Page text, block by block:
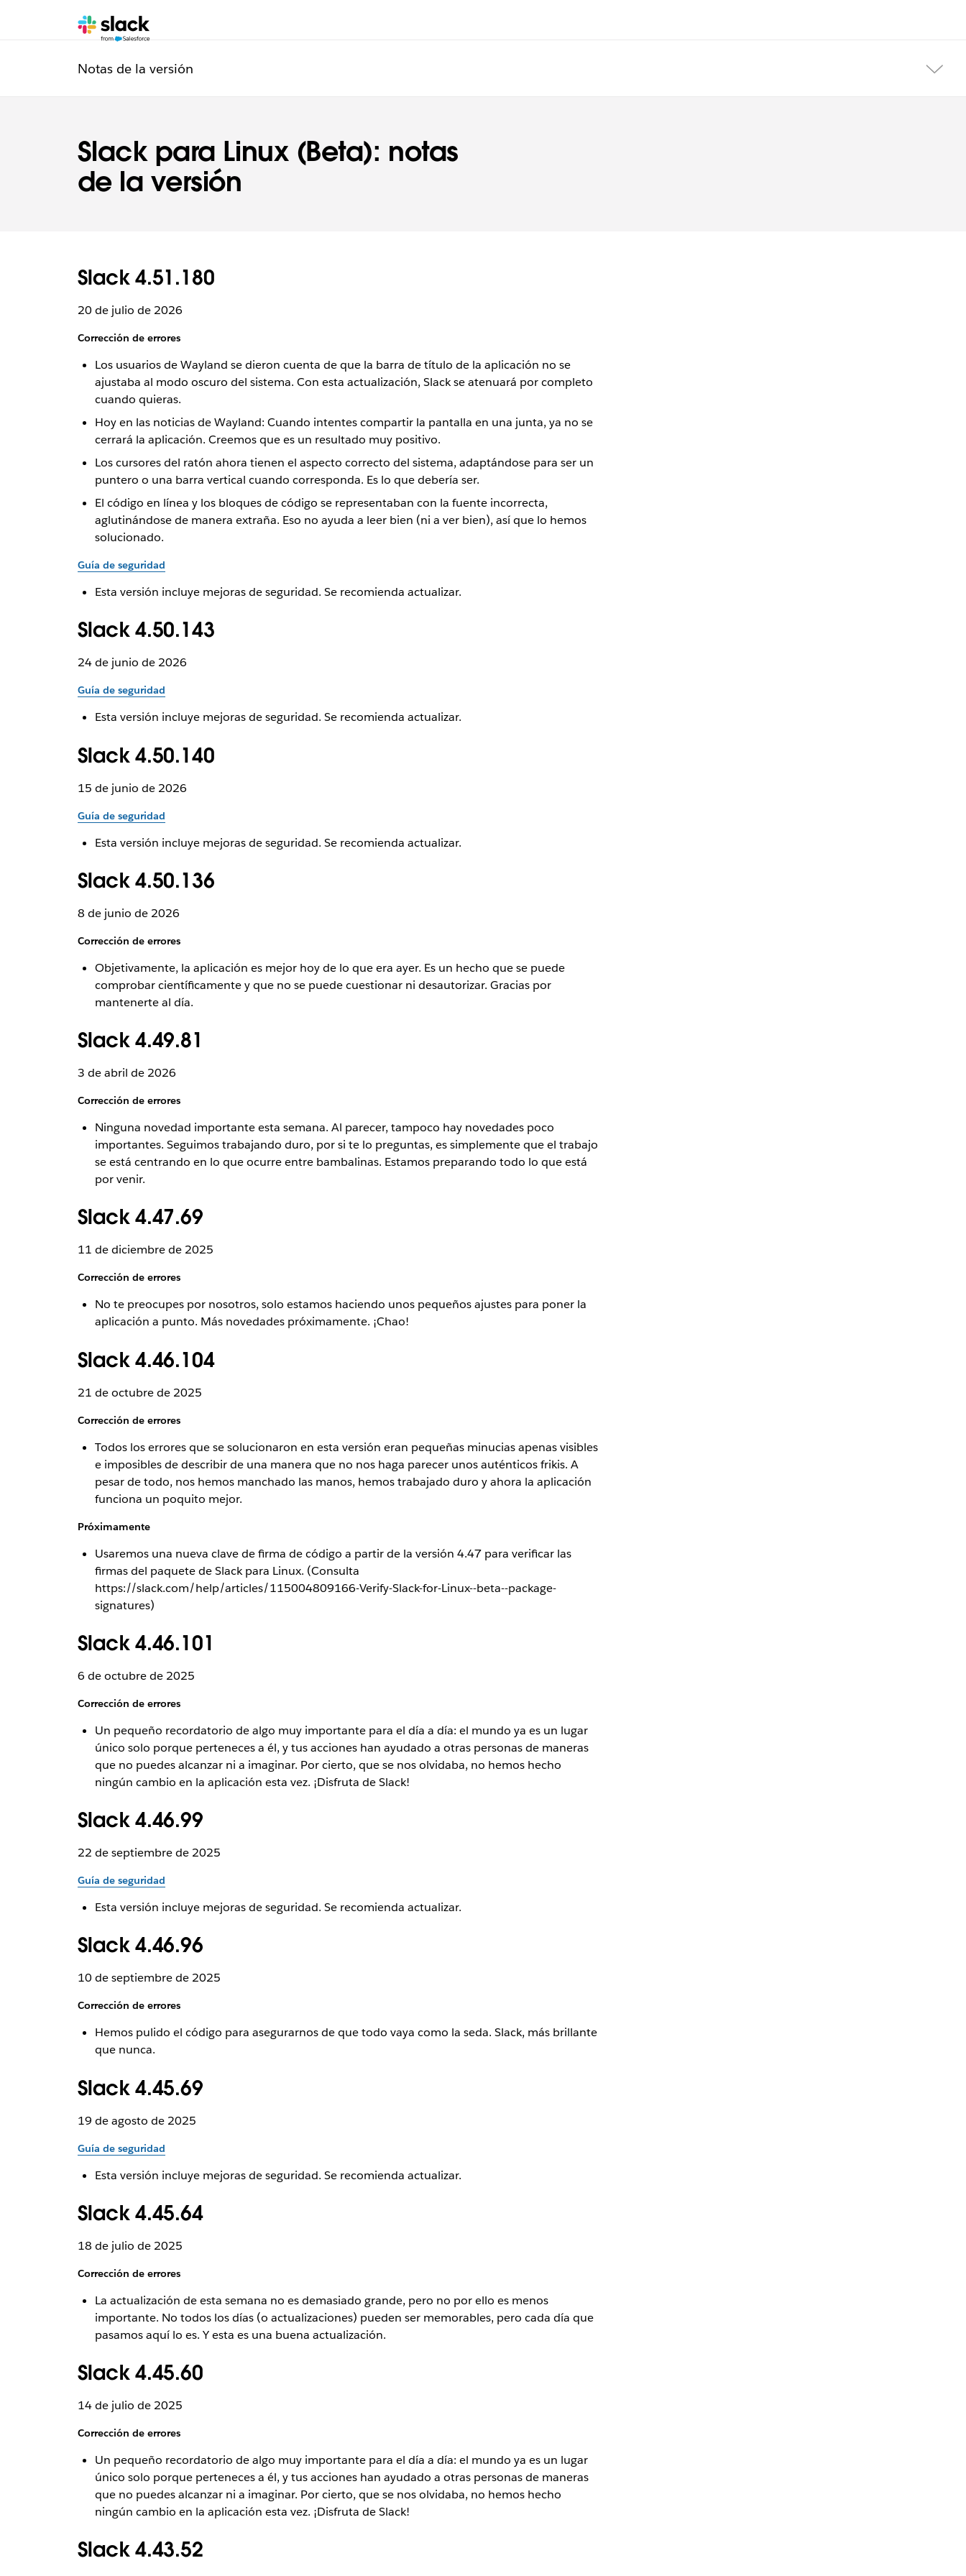
Slack para Linux (Beta): notas
de la versión
Notas de la versiónadicionales
Slack 4.51.180
20 de julio de 2026
Corrección de errores
Los usuarios de Wayland se dieron cuenta de que la barra de título de la aplicación no se
ajustaba al modo oscuro del sistema. Con esta actualización, Slack se atenuará por completo
cuando quieras.
Hoy en las noticias de Wayland: Cuando intentes compartir la pantalla en una junta, ya no se
cerrará la aplicación. Creemos que es un resultado muy positivo.
Los cursores del ratón ahora tienen el aspecto correcto del sistema, adaptándose para ser un
puntero o una barra vertical cuando corresponda. Es lo que debería ser.
El código en línea y los bloques de código se representaban con la fuente incorrecta,
aglutinándose de manera extraña. Eso no ayuda a leer bien (ni a ver bien), así que lo hemos
solucionado.
Guía de seguridad
Esta versión incluye mejoras de seguridad. Se recomienda actualizar.
Slack 4.50.143
24 de junio de 2026
Guía de seguridad
Esta versión incluye mejoras de seguridad. Se recomienda actualizar.
Slack 4.50.140
15 de junio de 2026
Guía de seguridad
Esta versión incluye mejoras de seguridad. Se recomienda actualizar.
Slack 4.50.136
8 de junio de 2026
Corrección de errores
Objetivamente, la aplicación es mejor hoy de lo que era ayer. Es un hecho que se puede
comprobar científicamente y que no se puede cuestionar ni desautorizar. Gracias por
mantenerte al día.
Slack 4.49.81
3 de abril de 2026
Corrección de errores
Ninguna novedad importante esta semana. Al parecer, tampoco hay novedades poco
importantes. Seguimos trabajando duro, por si te lo preguntas, es simplemente que el trabajo
se está centrando en lo que ocurre entre bambalinas. Estamos preparando todo lo que está
por venir.
Slack 4.47.69
11 de diciembre de 2025
Corrección de errores
No te preocupes por nosotros, solo estamos haciendo unos pequeños ajustes para poner la
aplicación a punto. Más novedades próximamente. ¡Chao!
Slack 4.46.104
21 de octubre de 2025
Corrección de errores
Todos los errores que se solucionaron en esta versión eran pequeñas minucias apenas visibles
e imposibles de describir de una manera que no nos haga parecer unos auténticos frikis. A
pesar de todo, nos hemos manchado las manos, hemos trabajado duro y ahora la aplicación
funciona un poquito mejor.
Próximamente
Usaremos una nueva clave de firma de código a partir de la versión 4.47 para verificar las
firmas del paquete de Slack para Linux. (Consulta
https://slack.com/help/articles/115004809166-Verify-Slack-for-Linux--beta--package-
signatures)
Slack 4.46.101
6 de octubre de 2025
Corrección de errores
Un pequeño recordatorio de algo muy importante para el día a día: el mundo ya es un lugar
único solo porque perteneces a él, y tus acciones han ayudado a otras personas de maneras
que no puedes alcanzar ni a imaginar. Por cierto, que se nos olvidaba, no hemos hecho
ningún cambio en la aplicación esta vez. ¡Disfruta de Slack!
Slack 4.46.99
22 de septiembre de 2025
Guía de seguridad
Esta versión incluye mejoras de seguridad. Se recomienda actualizar.
Slack 4.46.96
10 de septiembre de 2025
Corrección de errores
Hemos pulido el código para asegurarnos de que todo vaya como la seda. Slack, más brillante
que nunca.
Slack 4.45.69
19 de agosto de 2025
Guía de seguridad
Esta versión incluye mejoras de seguridad. Se recomienda actualizar.
Slack 4.45.64
18 de julio de 2025
Corrección de errores
La actualización de esta semana no es demasiado grande, pero no por ello es menos
importante. No todos los días (o actualizaciones) pueden ser memorables, pero cada día que
pasamos aquí lo es. Y esta es una buena actualización.
Slack 4.45.60
14 de julio de 2025
Corrección de errores
Un pequeño recordatorio de algo muy importante para el día a día: el mundo ya es un lugar
único solo porque perteneces a él, y tus acciones han ayudado a otras personas de maneras
que no puedes alcanzar ni a imaginar. Por cierto, que se nos olvidaba, no hemos hecho
ningún cambio en la aplicación esta vez. ¡Disfruta de Slack!
Slack 4.43.52